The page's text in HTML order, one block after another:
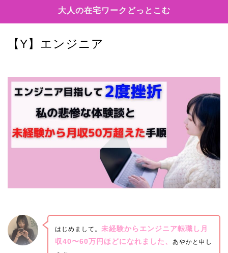
大人の在宅ワークどっとこむ
【Y】エンジニア
はじめまして。 未経験からエンジニア転職し月
収40〜60万円ほどになれました、
あやかと申し